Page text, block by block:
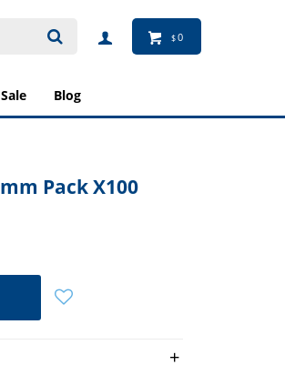
sale blog
$0
Pack X100